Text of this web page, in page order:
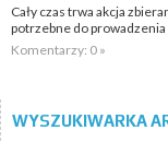
Cały czas trwa akcja
potrzebne do
Komentarzy: 0 »
WYSZUKIWARKA